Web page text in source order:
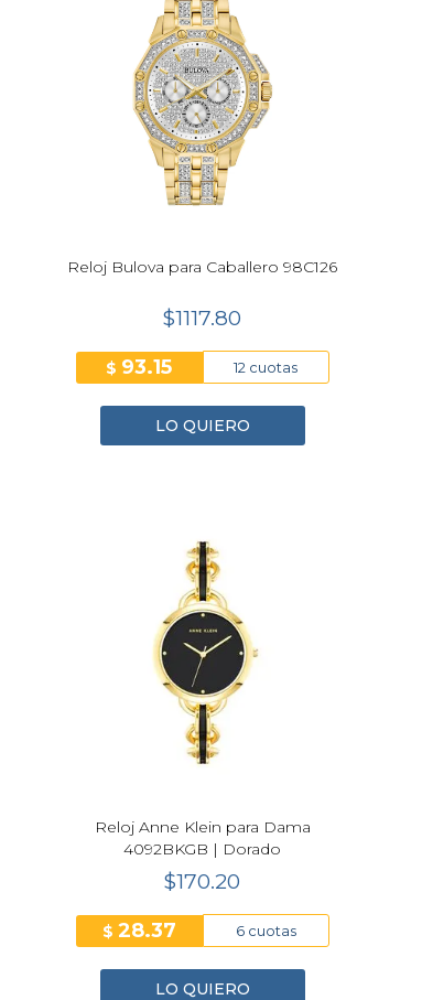
Reloj Bulova para Caballero 98C126
$1117.80
$ 93.15 12 cuotas
LO QUIERO
Reloj Anne Klein para Dama
4092BKGB | Dorado
$170.20
$ 28.37 6 cuotas
LO QUIERO